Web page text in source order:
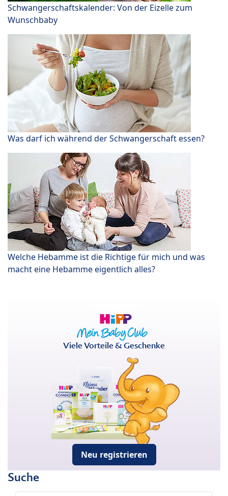
Schwangerschaftskalender: Von der Eizelle zum
Wunschbaby
Was darf ich während der Schwangerschaft essen?
Welche Hebamme ist die Richtige für mich und was
macht eine Hebamme eigentlich alles?
Viele Vorteile & Geschenke
Neu registrieren
Suche